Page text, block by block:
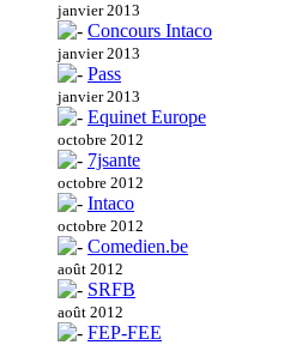
janvier 2013
Concours Intaco
janvier 2013
Pass
janvier 2013
Equinet Europe
octobre 2012
7jsante
octobre 2012
Intaco
octobre 2012
Comedien.be
août 2012
SRFB
août 2012
FEP-FEE